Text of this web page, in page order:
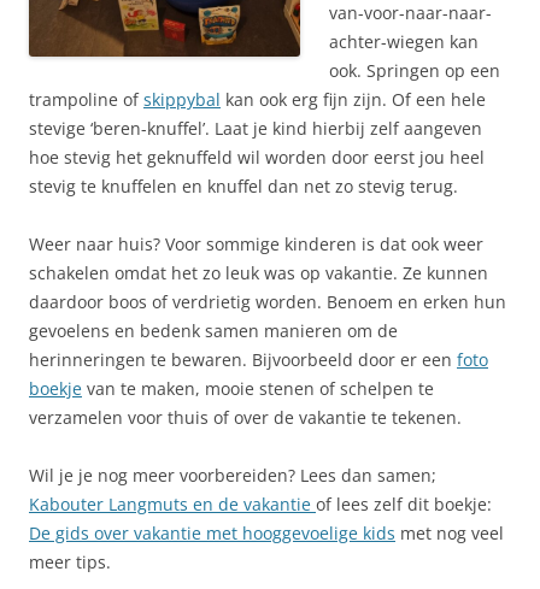
van-voor-naar-naar-
achter-wiegen kan
ook. Springen op een
trampoline ofskippybal kan ook erg fijn zijn. Of een hele
stevige ‘beren-knuffel’. Laat je kind hierbij zelf aangeven
hoe stevig het geknuffeld wil worden door eerst jou heel
stevig te knuffelen en knuffel dan net zo stevig terug.
Weer naar huis? Voor sommige kinderen is dat ook weer
schakelen omdat het zo leuk was op vakantie. Ze kunnen
daardoor boos of verdrietig worden. Benoem en erken hun
gevoelens en bedenk samen manieren om de
herinneringen te bewaren. Bijvoorbeeld door er een foto
boekje van te maken, mooie stenen of schelpen te
verzamelen voor thuis of over de vakantie te tekenen.
Wil je je nog meer voorbereiden? Lees dan samen;
Kabouter Langmuts en de vakantie of lees zelf dit boekje:
De gids over vakantie met hooggevoelige kids met nog veel
meer tips.